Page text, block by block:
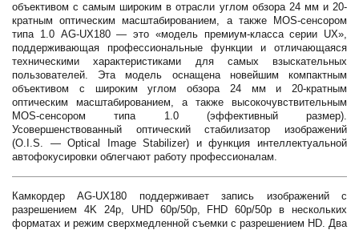
объективом с самым широким в отрасли углом обзора 24 мм и 20-
кратным оптическим масштабированием, а также MOS-сенсором
типа 1.0 AG-UX180 — это «модель премиум-класса серии UX»,
поддерживающая профессиональные функции и отличающаяся
техническими характеристиками для самых взыскательных
пользователей. Эта модель оснащена новейшим компактным
объективом с широким углом обзора 24 мм и 20-кратным
оптическим масштабированием, а также высокочувствительным
MOS-сенсором типа 1.0 (эффективный размер).
Усовершенствованный оптический стабилизатор изображений
(O.I.S. — Optical Image Stabilizer) и функция интеллектуальной
автофокусировки облегчают работу профессионалам.
Камкордер AG-UX180 поддерживает запись изображений с
разрешением 4K 24p, UHD 60p/50p, FHD 60p/50p в нескольких
форматах и режим сверхмедленной съемки с разрешением HD. Два